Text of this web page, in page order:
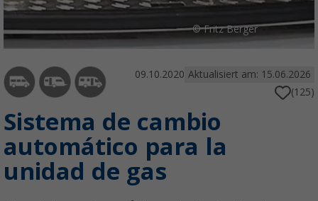
© Fritz Berger
09.10.2020 Aktualisiert am: 15.06.2026
(125)
Sistema de cambio
automático para la
unidad de gas